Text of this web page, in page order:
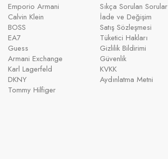
Emporio Armani
Calvin Klein
BOSS
EA7
Guess
Armani Exchange
Karl Lagerfeld
DKNY
Tommy Hilfiger
Sıkça Sorulan Sorular
İade ve Değişim
Satış Sözleşmesi
Tüketici Hakları
Gizlilik Bildirimi
Güvenlik
KVKK
Aydınlatma Metni